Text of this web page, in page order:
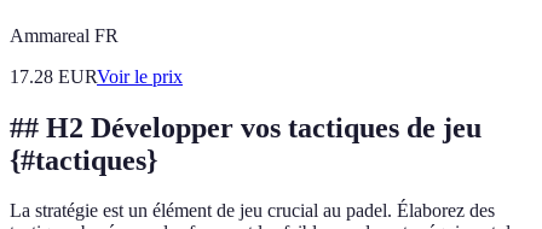
Ammareal FR
17.28 EURVoir le prix
## H2 Développer vos tactiques de jeu
{#tactiques}
La stratégie est un élément de jeu crucial au padel. Élaborez des